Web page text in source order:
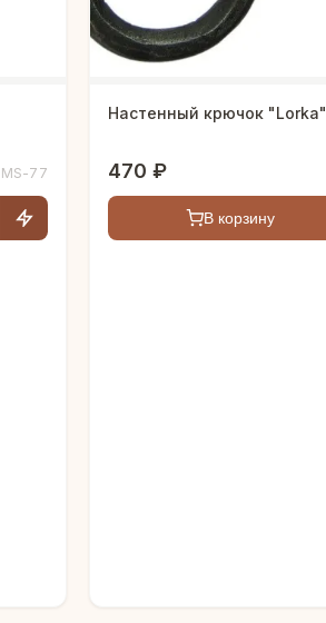
MS-77
Настенный крючок "Lorka"
470 ₽
В корзину